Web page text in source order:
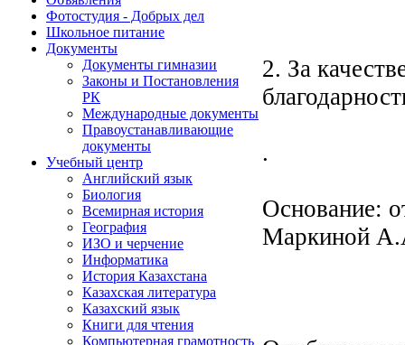
Фотостудия - Добрых дел
Школьное питание
Документы
Документы гимназии
Законы и Постановления
РК
Международные документы
Правоустанавливающие
документы
Учебный центр
Английский язык
Биология
Всемирная история
География
ИЗО и черчение
Информатика
История Казахстана
Казахская литература
Казахский язык
Книги для чтения
Компьютерная грамотность
2. За
.
Основание:
Маркиной